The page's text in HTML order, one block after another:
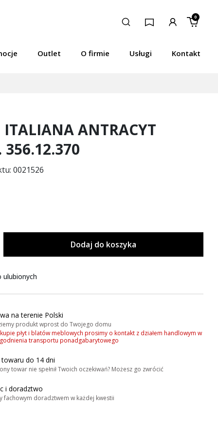
Outlet O firmie Usługi Kontakt
0
ANTRACYT
356.12.370
0021526
Dodaj do koszyka
ulubionych
na terenie Polski
produkt wprost do Twojego domu
płyt i blatów meblowych prosimy o kontakt z działem handlowym w
transportu ponadgabarytowego
do 14 dni
towar nie spełnił Twoich oczekiwań? Możesz go zwrócić
i doradztwo
fachowym doradztwem w każdej kwestii